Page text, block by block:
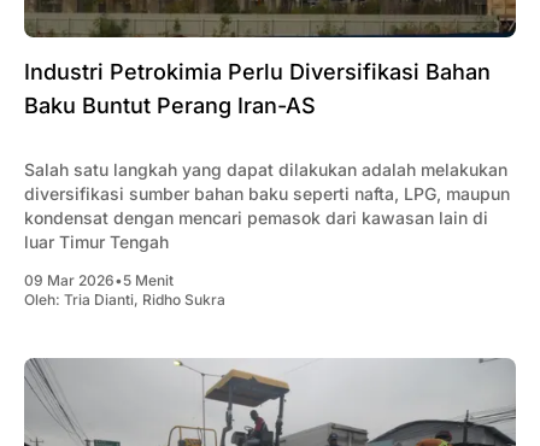
Industri Petrokimia Perlu Diversifikasi Bahan
Baku Buntut Perang Iran-AS
Salah satu langkah yang dapat dilakukan adalah melakukan
diversifikasi sumber bahan baku seperti nafta, LPG, maupun
kondensat dengan mencari pemasok dari kawasan lain di
luar Timur Tengah
09 Mar 2026•5 Menit
Oleh: Tria Dianti, Ridho Sukra